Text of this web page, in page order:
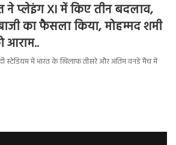
ने प्लेइंग XI में किए तीन बदलाव,
का फैसला किया, मोहम्मद शमी
आराम..
स्टेडियम में भारत के खिलाफ तीसरे और अंतिम वनडे मैच में